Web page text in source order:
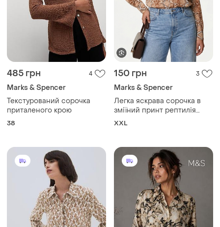
485 грн 4
Marks & Spencer
Текстурований сорочка
приталеного крою
38
150 грн 3
Marks & Spencer
Легка яскрава сорочка в
зміїний принт рептилія
блуза
XXL